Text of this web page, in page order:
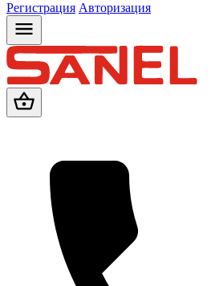
Регистрация Авторизация